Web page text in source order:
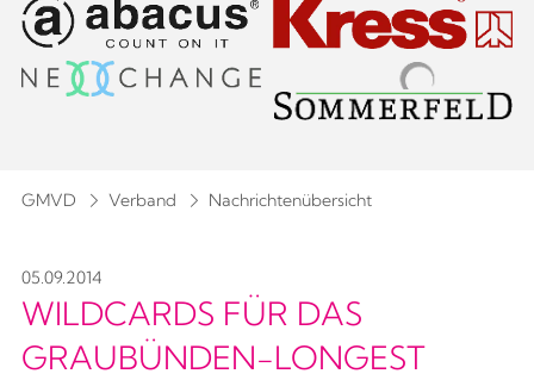
GMVD Verband Nachrichtenübersicht
05.09.2014
WILDCARDS FÜR DAS
GRAUBÜNDEN-LONGEST